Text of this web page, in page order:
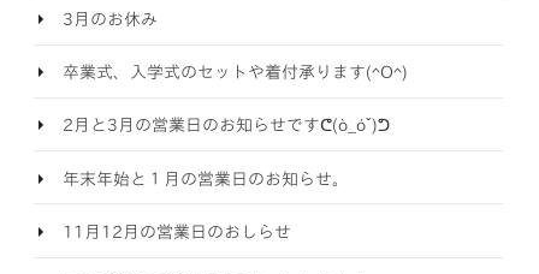
3月のお休み
卒業式、入学式のセットや着付承ります(^O^)
2月と3月の営業日のお知らせですᕦ(ò_óˇ)ᕤ
年末年始と１月の営業日のお知らせ。
11月12月の営業日のおしらせ